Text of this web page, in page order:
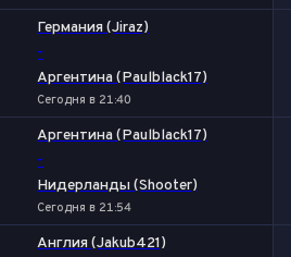
Германия (Jiraz)
-
Аргентина (Paulblack17)
Сегодня в 21:40
Аргентина (Paulblack17)
-
Нидерланды (Shooter)
Сегодня в 21:54
Англия (Jakub421)